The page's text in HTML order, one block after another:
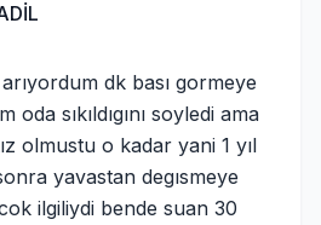
dk bası gormeye
oda sıkıldıgını soyledi ama
olmustu o kadar yani 1 yıl
yavastan degısmeye
ilgiliydi bende suan 30